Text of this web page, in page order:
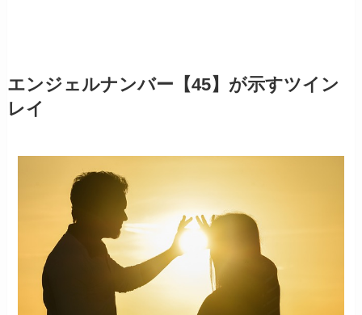
エンジェルナンバー【45】が示すツイン
レイ